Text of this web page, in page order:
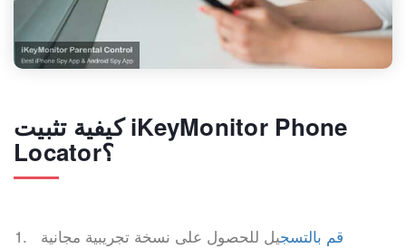
كيفية تثبيت iKeyMonitor Phone
Locator؟
قم بالتسجيل للحصول على نسخة تجريبية مجانية